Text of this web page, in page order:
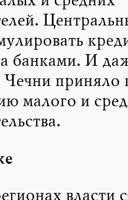
банками. И
Чечни приняло
малого и
власти